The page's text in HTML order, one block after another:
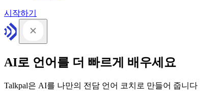
시작하기
AI로 언어를 더 빠르게 배우세요
Talkpal은 AI를 나만의 전담 언어 코치로 만들어 줍니다